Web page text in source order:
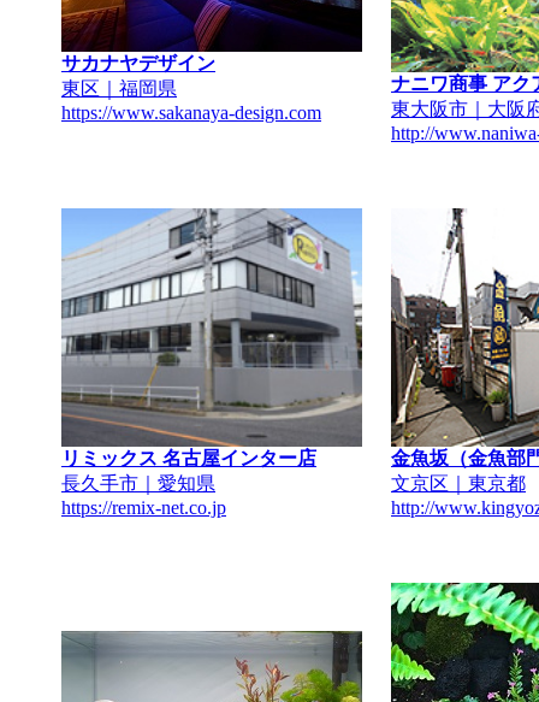
サカナヤデザイン
東区｜福岡県
https://www.sakanaya-design.com
ナニワ商事 アク
東大阪市｜大阪
http://
リミックス 名古屋インター店
長久手市｜愛知県
https://remix-net.co.jp
金魚坂（金魚部
文京区｜東京都
http://